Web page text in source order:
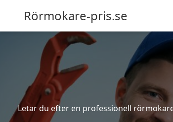
Rörmokare-pris.se
Letar du efter en professionell